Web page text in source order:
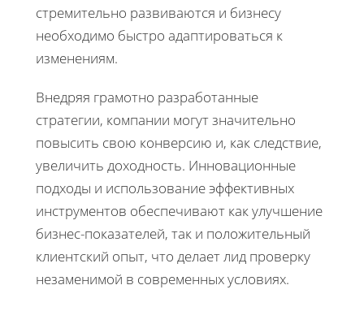
стремительно развиваются и бизнесу
необходимо быстро адаптироваться к
изменениям.
Внедряя грамотно разработанные
стратегии, компании могут значительно
повысить свою конверсию и, как следствие,
увеличить доходность. Инновационные
подходы и использование эффективных
инструментов обеспечивают как улучшение
бизнес-показателей, так и положительный
клиентский опыт, что делает лид проверку
незаменимой в современных условиях.